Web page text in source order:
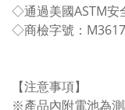
◇通過美國ASTM安
◇商檢字號：
【注意事項】
※產品內附電池為測